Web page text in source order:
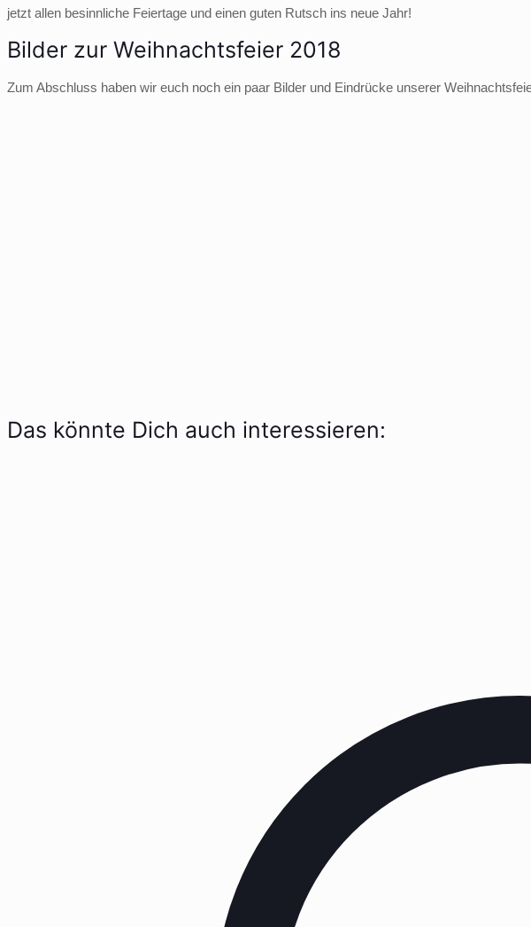
jetzt allen besinnliche Feiertage und einen guten Rutsch ins neue Jahr!
Bilder zur Weihnachtsfeier 2018
Zum Abschluss haben wir euch noch ein paar Bilder und Eindrücke unserer
Das könnte Dich auch interessieren: